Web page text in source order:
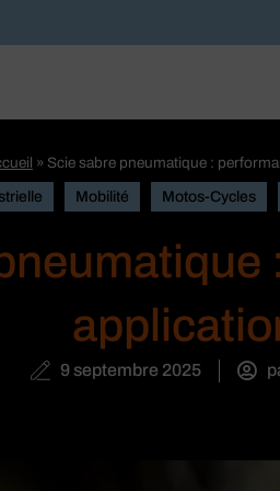
» Scie sabre pneumatique :
Mobilité Motos-Cycles
9 septembre 2025